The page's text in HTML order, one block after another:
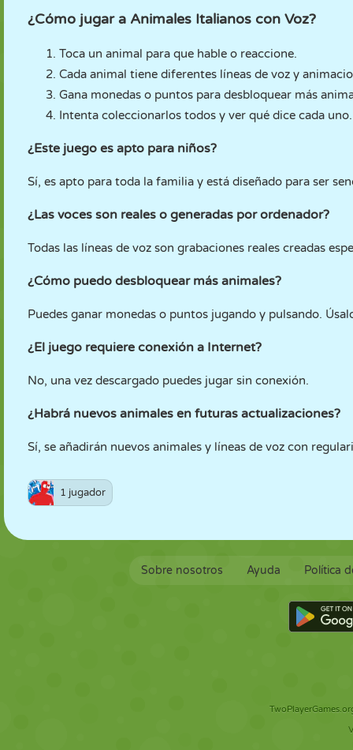
¿Cómo jugar a Animales Italianos con Voz?
Toca un animal para que hable o reaccione.
Cada animal tiene diferentes líneas de voz y
Gana monedas o puntos para desbloquear más
Intenta coleccionarlos todos y ver qué dice cada uno.
¿Este juego es apto para niños?
Sí, es apto para toda la familia y está diseñado para ser
¿Las voces son reales o generadas por ordenador?
Todas las líneas de voz son grabaciones reales creadas
¿Cómo puedo desbloquear más animales?
Puedes ganar monedas o puntos jugando y pulsando.
¿El juego requiere conexión a Internet?
No, una vez descargado puedes jugar sin conexión.
¿Habrá nuevos animales en futuras actualizaciones?
Sí, se añadirán nuevos animales y líneas de voz con
1 jugador
Sobre nosotros Ayuda Política